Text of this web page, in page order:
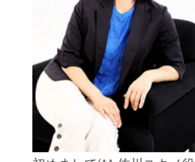
が、皆様よろしくお願いい
たします！